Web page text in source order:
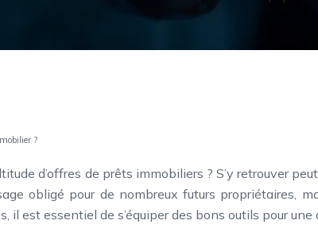
?
d’offres de prêts immobiliers ? S’y retrouver
obligé pour de nombreux futurs propriétaires,
est essentiel de s’équiper des bons outils pour une